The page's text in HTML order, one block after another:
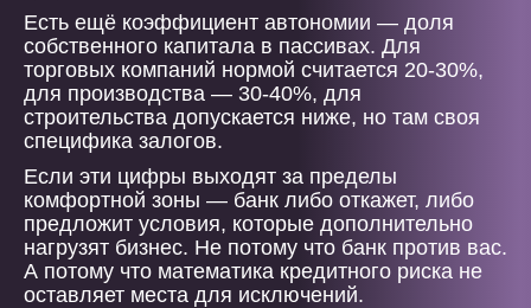
Есть ещё коэффициент автономии — доля
собственного капитала в пассивах. Для
торговых компаний нормой считается 20-30%,
для производства — 30-40%, для
строительства допускается ниже, но там своя
специфика залогов.
Если эти цифры выходят за пределы
комфортной зоны — банк либо откажет, либо
предложит условия, которые дополнительно
нагрузят бизнес. Не потому что банк против вас.
А потому что математика кредитного риска не
оставляет места для исключений.